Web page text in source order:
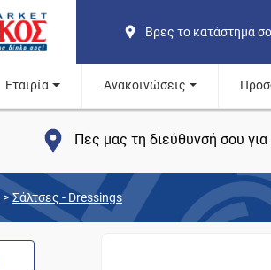
Βρες το κατάστημά
Εταιρία Ανακοινώσεις
Πες μας τη διεύθυνσή σου
> Σάλτσες - Dressings